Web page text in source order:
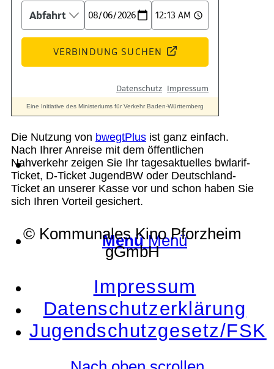
Standort
Verein
Suche
Menü Menü
Die Nutzung von bwegtPlus ist ganz einfach.
Nach Ihrer Anreise mit dem öffentlichen
Nahverkehr zeigen Sie Ihr tagesaktuelles bwlarif-
Ticket, D-Ticket JugendBW oder Deutschland-
Ticket an unserer Kasse vor und schon haben Sie
sich Ihren Vorteil gesichert.
© Kommunales Kino Pforzheim
gGmbH
Impressum
Datenschutzerklärung
Jugendschutzgesetz/FSK